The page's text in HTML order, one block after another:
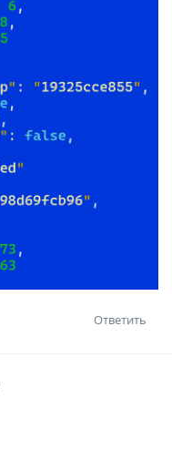
Ответить